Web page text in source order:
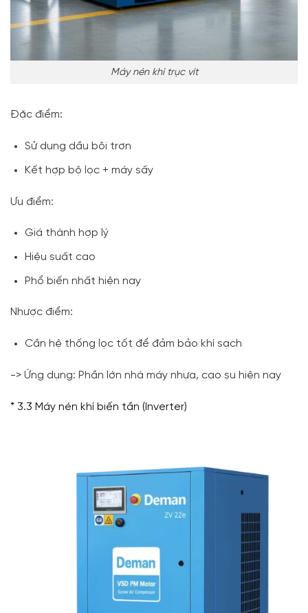
Máy nén khí trục vít
Đặc điểm:
Sử dụng dầu bôi trơn
Kết hợp bộ lọc + máy sấy
Ưu điểm:
Giá thành hợp lý
Hiệu suất cao
Phổ biến nhất hiện nay
Nhược điểm:
Cần hệ thống lọc tốt để đảm bảo khí sạch
-> Ứng dụng: Phần lớn nhà máy nhựa, cao su hiện nay
* 3.3 Máy nén khí biến tần (Inverter)